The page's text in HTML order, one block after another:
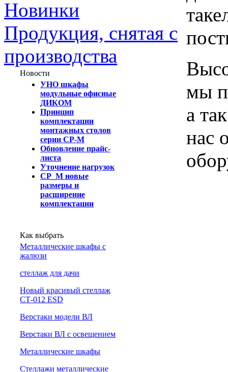
Новинки
Продукция, снятая с
производства
Новости
УНО шкафы
модульные офисные
ДИКОМ
Принцип
комплектации
монтажных столов
серии СР-М
Обновление прайс-
листа
Уточнение нагрузок
СР_М новые
размеры и
расширение
комплектации
Как выбрать
Металлические шкафы с
жалюзи
cтеллаж для дачи
Новый красивый стеллаж
СТ-012 ESD
Верстаки модели ВЛ
Верстаки ВЛ с освещением
Металлические шкафы
Стеллажи металлические
мы
а
нас